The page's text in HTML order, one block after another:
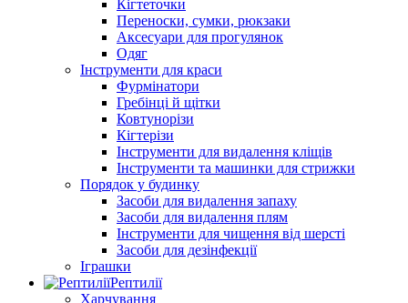
Кігтеточки
Переноски, сумки, рюкзаки
Аксесуари для прогулянок
Одяг
Інструменти для краси
Фурмінатори
Гребінці й щітки
Ковтунорізи
Кігтерізи
Інструменти для видалення кліщів
Інструменти та машинки для стрижки
Порядок у будинку
Засоби для видалення запаху
Засоби для видалення плям
Інструменти для чищення від шерсті
Засоби для дезінфекції
Іграшки
Рептилії
Харчування